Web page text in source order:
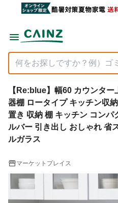
【Re:blue】幅60 カウンタ
器棚 ロータイプ キッチン収
置き 収納 棚 キッチン コンパ
ルバー 引き出し おしゃれ 省
ルガラス
マーケットプレイス